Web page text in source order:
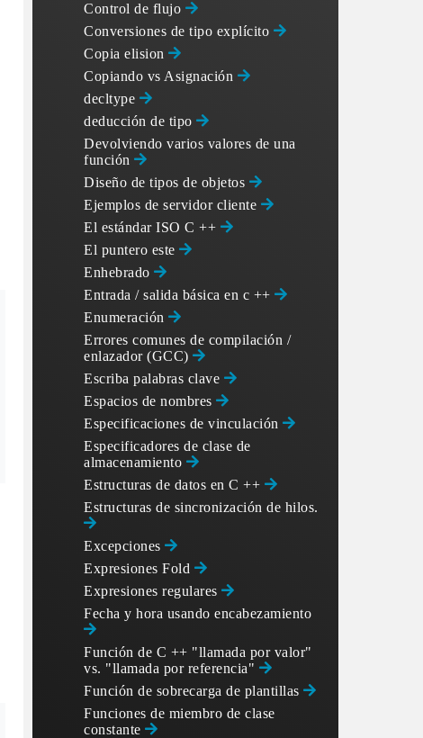
Control de flujo
Conversiones de tipo explícito
Copia elision
Copiando vs Asignación
decltype
deducción de tipo
Devolviendo varios valores de una
función
Diseño de tipos de objetos
Ejemplos de servidor cliente
El estándar ISO C ++
El puntero este
Enhebrado
Entrada / salida básica en c ++
Enumeración
Errores comunes de compilación /
enlazador (GCC)
Escriba palabras clave
Espacios de nombres
Especificaciones de vinculación
Especificadores de clase de
almacenamiento
Estructuras de datos en C ++
Estructuras de sincronización de hilos.
Excepciones
Expresiones Fold
Expresiones regulares
Fecha y hora usando encabezamiento
Función de C ++ "llamada por valor"
vs. "llamada por referencia"
Función de sobrecarga de plantillas
Funciones de miembro de clase
constante